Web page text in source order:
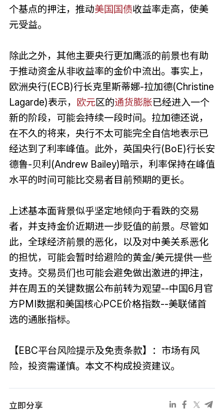
个基点的押注，推动美国国债收益率走高，使美
元受益。
除此之外，其他主要央行更加鹰派的前景也有助
于推动资金从非收益率的金价中流出。事实上，
欧洲央行(ECB)行长克里斯蒂娜-拉加德(Christine
Lagarde)表示， 欧元区的通货膨胀已经进入一个
新的阶段，可能会持续一段时间。拉加德还说，
在不久的将来，央行不太可能完全自信地表示已
经达到了利率峰值。此外，英国央行(BoE)行长安
德鲁-贝利(Andrew Bailey)暗示，利率保持在峰值
水平的时间可能比交易者目前预期的更长。
上述基本面背景似乎坚定地倾向于看跌的交易
者，并支持金价近期进一步贬值的前景。尽管如
此，全球经济前景的恶化，以及对中美关系恶化
的担忧，可能会暂时给避险的黄金/美元提供一些
支持。交易员们也可能会避免做出激进的押注，
并在周五的关键数据公布前转为观望--中国6月官
方PMI数据和美国核心PCE价格指数--美联储首
选的通胀指标。
【EBC平台风险提示及免责条款】：市场有风
险，投资需谨慎。本文不构成投资建议。
立即分享